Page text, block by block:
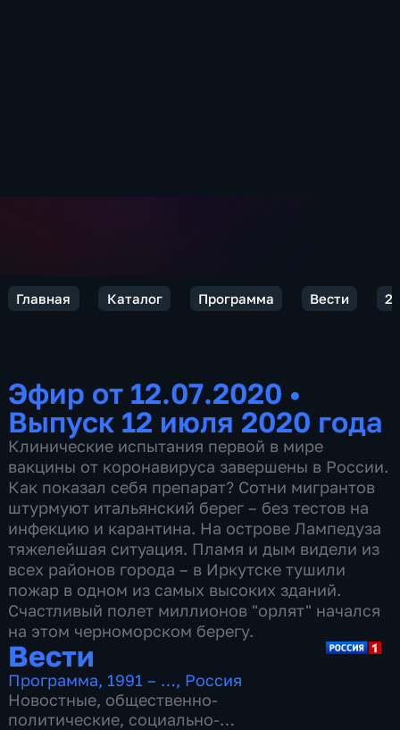
Главная Каталог Программа Вести
Эфир от 12.07.2020 •
Выпуск 12 июля 2020 года
Клинические испытания первой в мире
вакцины от коронавируса завершены в России.
Как показал себя препарат? Сотни мигрантов
штурмуют итальянский берег – без тестов на
инфекцию и карантина. На острове Лампедуза
тяжелейшая ситуация. Пламя и дым видели из
всех районов города – в Иркутске тушили
пожар в одном из самых высоких зданий.
Счастливый полет миллионов "орлят" начался
на этом черноморском берегу.
Вести
Программа, 1991 – …, Россия
Новостные, общественно-
политические, социально-